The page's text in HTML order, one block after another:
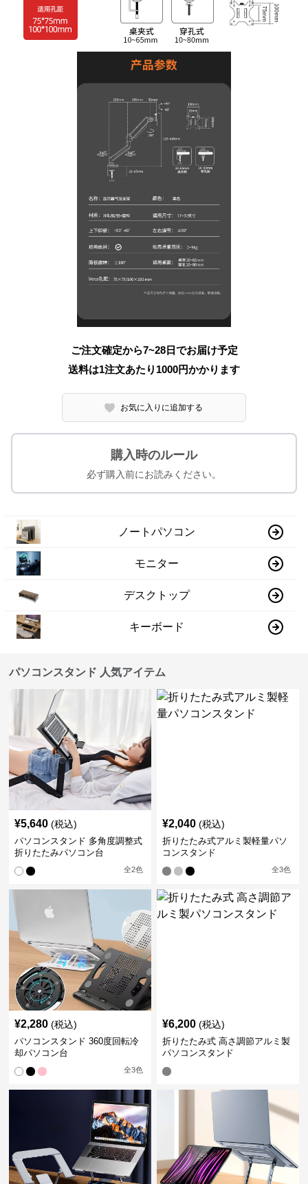
ご注文確定から7~28日でお届け予定
送料は1注文あたり 1000円かかります
お気に入りに追加する
購入時のルール
必ず購入前にお読みください。
ノートパソコン
モニター
デスクトップ
キーボード
パソコンスタンド 人気アイテム
¥5,640 (税込)
パソコンスタンド 多角度調整式
折りたたみパソコン台
全2色
¥2,040 (税込)
折りたたみ式アルミ製軽量パソ
コンスタンド
全3色
¥2,280 (税込)
パソコンスタンド 360度回転冷
却パソコン台
全3色
¥6,200 (税込)
折りたたみ式 高さ調節アルミ製
パソコンスタンド